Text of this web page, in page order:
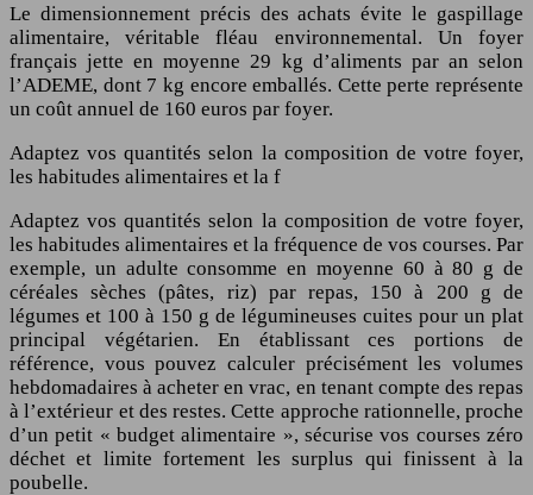
Le dimensionnement précis des achats évite le gaspillage
alimentaire, véritable fléau environnemental. Un foyer
français jette en moyenne 29 kg d’aliments par an selon
l’ADEME, dont 7 kg encore emballés. Cette perte représente
un coût annuel de 160 euros par foyer.
Adaptez vos quantités selon la composition de votre foyer,
les habitudes alimentaires et la f
Adaptez vos quantités selon la composition de votre foyer,
les habitudes alimentaires et la fréquence de vos courses. Par
exemple, un adulte consomme en moyenne 60 à 80 g de
céréales sèches (pâtes, riz) par repas, 150 à 200 g de
légumes et 100 à 150 g de légumineuses cuites pour un plat
principal végétarien. En établissant ces portions de
référence, vous pouvez calculer précisément les volumes
hebdomadaires à acheter en vrac, en tenant compte des repas
à l’extérieur et des restes. Cette approche rationnelle, proche
d’un petit « budget alimentaire », sécurise vos courses zéro
déchet et limite fortement les surplus qui finissent à la
poubelle.